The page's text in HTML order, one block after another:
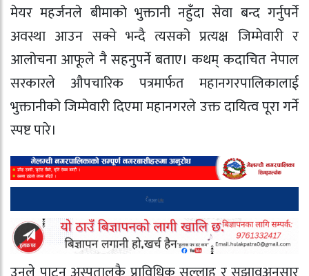
मेयर महर्जनले बीमाको भुक्तानी नहुँदा सेवा बन्द गर्नुपर्ने
अवस्था आउन सक्ने भन्दै त्यसको प्रत्यक्ष जिम्मेवारी र
आलोचना आफूले नै सहनुपर्ने बताए। कथम् कदाचित नेपाल
सरकारले औपचारिक पत्रमार्फत महानगरपालिकालाई
भुक्तानीको जिम्मेवारी दिएमा महानगरले उक्त दायित्व पूरा गर्ने
स्पष्ट पारे।